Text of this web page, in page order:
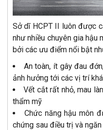
Sở dĩ HCPT II luôn được
như nhiều chuyên gia hậu
bởi các ưu điểm nổi bật
An toàn, ít gây đau
ảnh hưởng tới các vị trí
Vết cắt rất nhỏ, mau
thẩm mỹ
Chức năng hậu môn
chứng sau điều trị và